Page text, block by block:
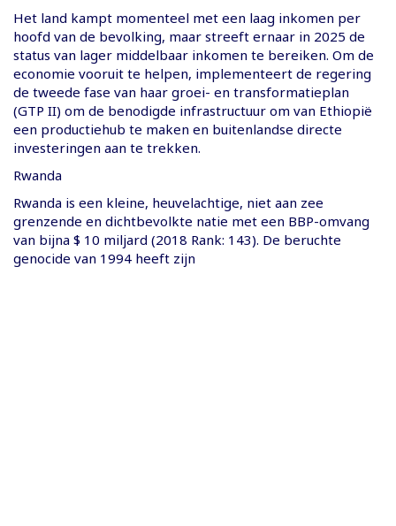
Het land kampt momenteel met een laag inkomen per
hoofd van de bevolking, maar streeft ernaar in 2025 de
status van lager middelbaar inkomen te bereiken. Om de
economie vooruit te helpen, implementeert de regering
de tweede fase van haar groei- en transformatieplan
(GTP II) om de benodigde infrastructuur om van Ethiopië
een productiehub te maken en buitenlandse directe
investeringen aan te trekken.
Rwanda
Rwanda is een kleine, heuvelachtige, niet aan zee
grenzende en dichtbevolkte natie met een BBP-omvang
van bijna $ 10 miljard (2018 Rank: 143). De beruchte
genocide van 1994 heeft zijn